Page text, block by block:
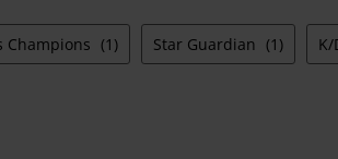
Champions (1) Star Guardian (1) K/